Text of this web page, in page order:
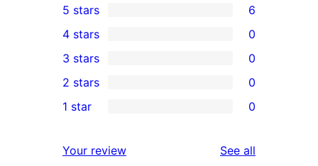
6
5-
star
reviews
5 stars 6
4-
star
reviews
4 stars 0
0
3-
star
3 stars 0
2-
reviews
2 stars 0
star
1 star 0
Your review See all